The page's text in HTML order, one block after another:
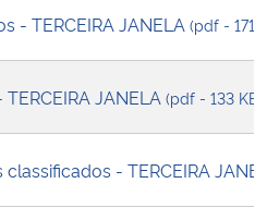
- TERCEIRA JANELA (pdf - 171
JANELA (pdf - 133 KB)
- TERCEIRA